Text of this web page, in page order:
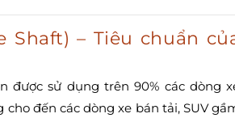
Shaft) – Tiêu chuẩn
được sử dụng trên 90% các dòng
đến các dòng xe bán tải, SUV